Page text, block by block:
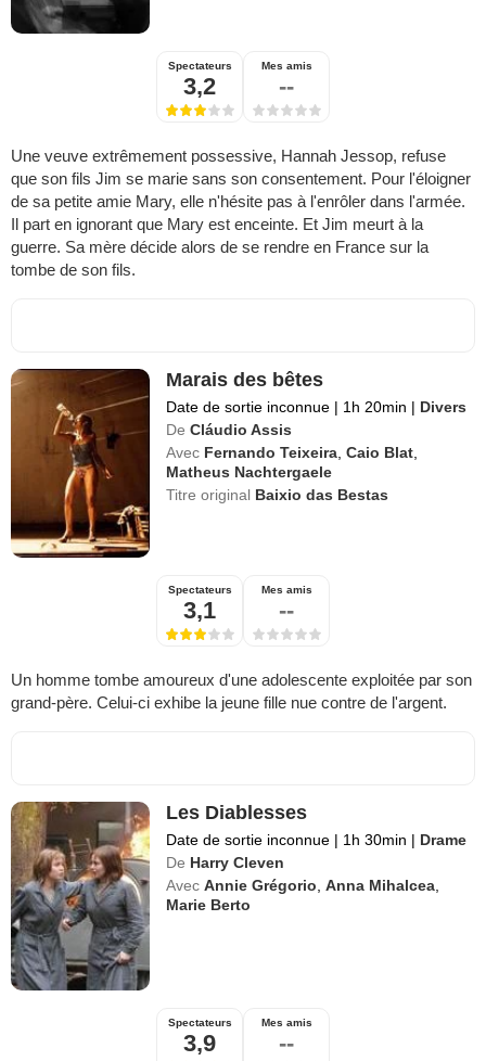
Spectateurs
3,2
Mes amis
--
Une veuve extrêmement possessive, Hannah Jessop, refuse
que son fils Jim se marie sans son consentement. Pour l'éloigner
de sa petite amie Mary, elle n'hésite pas à l'enrôler dans l'armée.
Il part en ignorant que Mary est enceinte. Et Jim meurt à la
guerre. Sa mère décide alors de se rendre en France sur la
tombe de son fils.
Marais des bêtes
Date de sortie inconnue | 1h 20min | Divers
De Cláudio Assis
Avec Fernando Teixeira ,Caio Blat
Matheus Nachtergaele
Titre original Baixio das Bestas
Spectateurs
3,1
Mes amis
--
Un homme tombe amoureux d'une adolescente exploitée par son
grand-père. Celui-ci exhibe la jeune fille nue contre de l'argent.
Les Diablesses
Date de sortie inconnue | 1h 30min | Drame
De Harry Cleven
Avec Annie Grégorio ,Anna Mihalcea
Marie Berto
Spectateurs
3,9
Mes amis
--